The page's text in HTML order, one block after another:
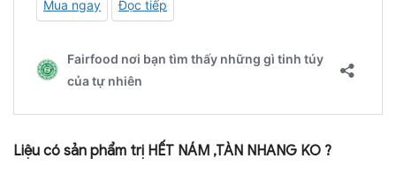
Liệu có sản phẩm trị HẾT NÁM ,TÀN NHANG KO ?